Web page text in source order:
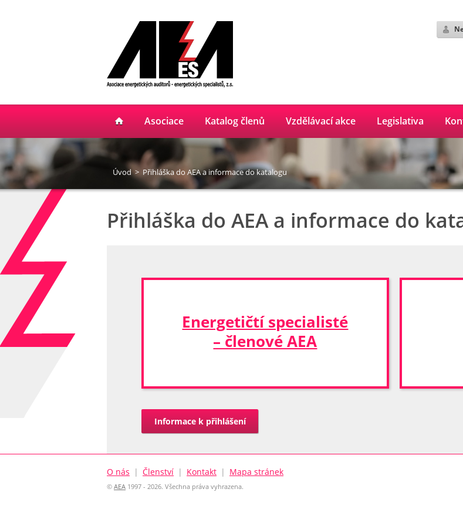
Asociace Katalog členů Vzdělávací akce Legislativa
Úvod > Přihláška do AEA a informace do katalogu
Přihláška do AEA a informace do
Energetičtí specialisté
– členové AEA
Informace k přihlášení
O nás | Členství | Kontakt | Mapa stránek
© AEA 1997 - 2026. Všechna práva vyhrazena.